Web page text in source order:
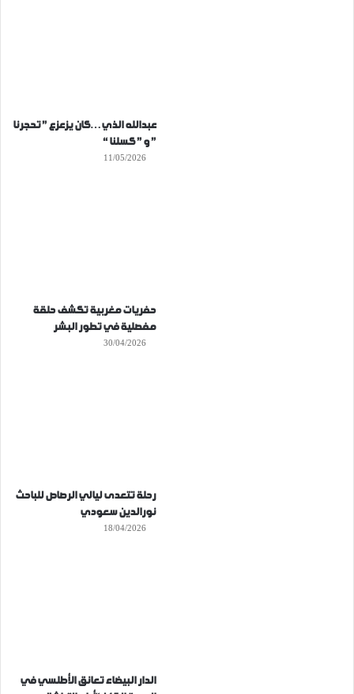
عبدالله الذي…كان يزعزع ” تحجرنا
” و ” كسلنا “
11/05/2026
حفريات مغربية تكشف حلقة
مفصلية في تطور البشر
30/04/2026
رحلة تتعدى ليالي الرصاص للباحث
نورالدين سعودي
18/04/2026
الدار البيضاء تعانق الأطلسي في